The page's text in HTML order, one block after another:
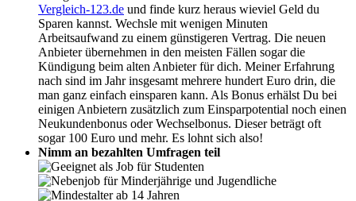
Vergleich-123.de und finde kurz heraus wieviel Geld du
Sparen kannst. Wechsle mit wenigen Minuten
Arbeitsaufwand zu einem günstigeren Vertrag. Die neuen
Anbieter übernehmen in den meisten Fällen sogar die
Kündigung beim alten Anbieter für dich. Meiner Erfahrung
nach sind im Jahr insgesamt mehrere hundert Euro drin, die
man ganz einfach einsparen kann. Als Bonus erhälst Du bei
einigen Anbietern zusätzlich zum Einsparpotential noch einen
Neukundenbonus oder Wechselbonus. Dieser beträgt oft
sogar 100 Euro und mehr. Es lohnt sich also!
Nimm an bezahlten Umfragen teil